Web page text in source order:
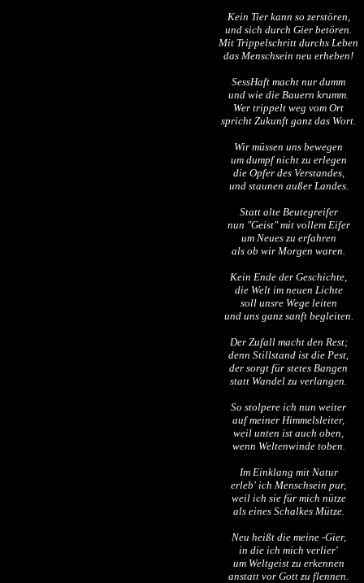
Kein Tier kann so zerstören,
und sich durch Gier betören.
Mit Trippelschritt durchs Leben
das Menschsein neu erheben!
SessHaft macht nur dumm
und wie die Bauern krumm.
Wer trippelt weg vom Ort
spricht Zukunft ganz das Wort.
Wir müssen uns bewegen
um dumpf nicht zu erlegen
die Opfer des Verstandes,
und staunen außer Landes.
Statt alte Beutegreifer
nun "Geist" mit vollem Eifer
um Neues zu erfahren
als ob wir Morgen waren.
Kein Ende der Geschichte,
die Welt im neuen Lichte
soll unsre Wege leiten
und uns ganz sanft begleiten.
Der Zufall macht den Rest;
denn Stillstand ist die Pest,
der sorgt für stetes Bangen
statt Wandel zu verlangen.
So stolpere ich nun weiter
auf meiner Himmelsleiter,
weil unten ist auch oben,
wenn Weltenwinde toben.
Im Einklang mit Natur
erleb' ich Menschsein pur,
weil ich sie für mich nütze
als eines Schalkes Mütze.
Neu heißt die meine -Gier,
in die ich mich verlier'
um Weltgeist zu erkennen
anstatt vor Gott zu flennen.